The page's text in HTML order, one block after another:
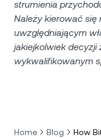
strumienia
Należy kierować się
uwzględniającym
jakiejkolwiek
wykwalifikowanym
Home Blog How